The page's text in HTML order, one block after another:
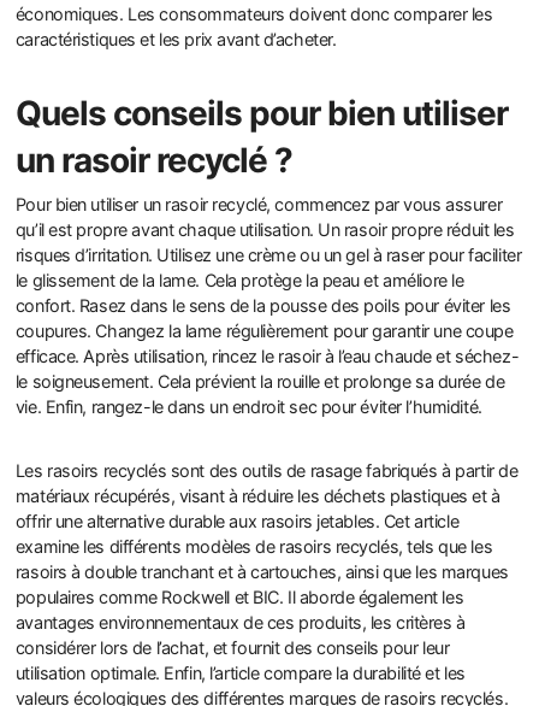
économiques. Les consommateurs doivent donc comparer les
caractéristiques et les prix avant d’acheter.
Quels conseils pour bien utiliser
un rasoir recyclé ?
Pour bien utiliser un rasoir recyclé, commencez par vous assurer
qu’il est propre avant chaque utilisation. Un rasoir propre réduit les
risques d’irritation. Utilisez une crème ou un gel à raser pour faciliter
le glissement de la lame. Cela protège la peau et améliore le
confort. Rasez dans le sens de la pousse des poils pour éviter les
coupures. Changez la lame régulièrement pour garantir une coupe
efficace. Après utilisation, rincez le rasoir à l’eau chaude et séchez-
le soigneusement. Cela prévient la rouille et prolonge sa durée de
vie. Enfin, rangez-le dans un endroit sec pour éviter l’humidité.
Les rasoirs recyclés sont des outils de rasage fabriqués à partir de
matériaux récupérés, visant à réduire les déchets plastiques et à
offrir une alternative durable aux rasoirs jetables. Cet article
examine les différents modèles de rasoirs recyclés, tels que les
rasoirs à double tranchant et à cartouches, ainsi que les marques
populaires comme Rockwell et BIC. Il aborde également les
avantages environnementaux de ces produits, les critères à
considérer lors de l’achat, et fournit des conseils pour leur
utilisation optimale. Enfin, l’article compare la durabilité et les
valeurs écologiques des différentes marques de rasoirs recyclés.